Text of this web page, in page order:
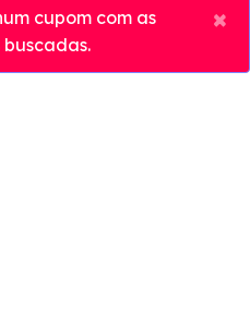
cupom com as
×